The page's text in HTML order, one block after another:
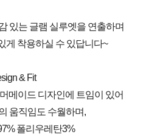
있는 글램 실루엣을 연출하며
게 착용하실 수 있답니다~
& Fit
메이드 디자인에 트임이 있어
움직임도 수월하며,
폴리우레탄3%